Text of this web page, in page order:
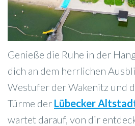
Genieße die Ruhe in der
dich an dem herrlichen
Westufer der Wakenitz und
Türme der Lübecker
wartet darauf, von dir